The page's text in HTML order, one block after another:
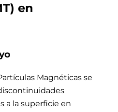
en
Magnéticas se
a la superficie en